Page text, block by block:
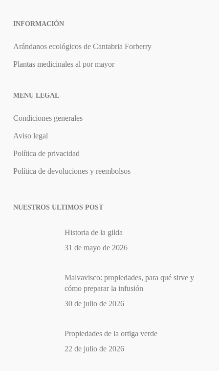
INFORMACIÓN
Arándanos ecológicos de Cantabria Forberry
Plantas medicinales al por mayor
MENU LEGAL
Condiciones generales
Aviso legal
Política de privacidad
Política de devoluciones y reembolsos
NUESTROS ULTIMOS POST
Historia de la gilda
31 de mayo de 2026
Malvavisco: propiedades, para qué sirve y
cómo preparar la infusión
30 de julio de 2026
Propiedades de la ortiga verde
22 de julio de 2026